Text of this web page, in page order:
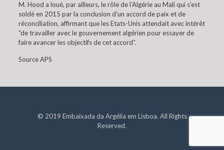
M. Hood a loué, par ailleurs, le rôle de l’Algérie au Mali qui s’est
soldé en 2015 par la conclusion d’un accord de paix et de
réconciliation, affirmant que les Etats-Unis attendait avec intérêt
“de travailler avec le gouvernement algérien pour essayer de
faire avancer les objectifs de cet accord”.
Source APS
© 2019 Embaixada da Argélia em Lisboa. All Rights
Reserved.